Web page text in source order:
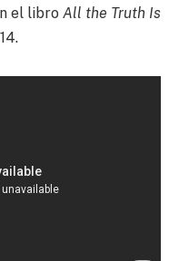
el libro All the Truth Is